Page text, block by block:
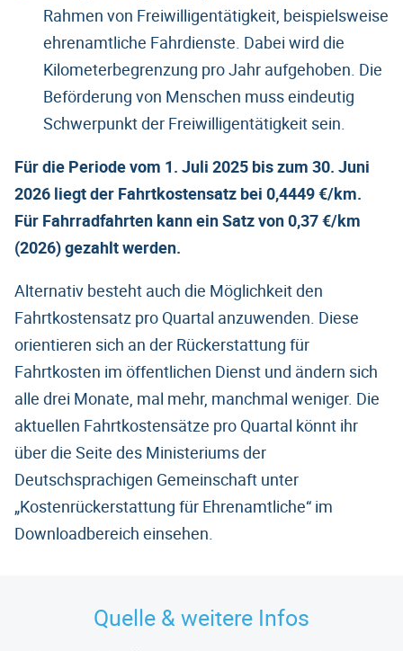
Rahmen von Freiwilligentätigkeit, beispielsweise
ehrenamtliche Fahrdienste. Dabei wird die
Kilometerbegrenzung pro Jahr aufgehoben. Die
Beförderung von Menschen muss eindeutig
Schwerpunkt der Freiwilligentätigkeit sein.
Für die Periode vom 1. Juli 2025 bis zum 30. Juni
2026 liegt der Fahrtkostensatz bei 0,4449 €/km.
Für Fahrradfahrten kann ein Satz von 0,37 €/km
(2026) gezahlt werden.
Alternativ besteht auch die Möglichkeit den
Fahrtkostensatz pro Quartal anzuwenden. Diese
orientieren sich an der Rückerstattung für
Fahrtkosten im öffentlichen Dienst und ändern sich
alle drei Monate, mal mehr, manchmal weniger. Die
aktuellen Fahrtkostensätze pro Quartal könnt ihr
über die Seite des Ministeriums der
Deutschsprachigen Gemeinschaft unter
„Kostenrückerstattung für Ehrenamtliche“ im
Downloadbereich einsehen.
Quelle & weitere Infos